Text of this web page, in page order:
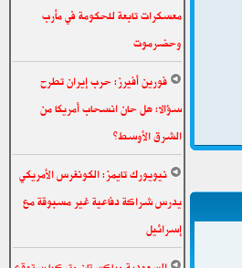
معسكرات تابعة للحكومة في مأرب
وحضرموت
فورين أفيرز: حرب إيران تطرح
سؤالا: هل حان انسحاب أمريكا من
الشرق الأوسط؟
نيويورك تايمز: الكونغرس الأمريكي
يدرس شراكة دفاعية غير مسبوقة مع
إسرائيل